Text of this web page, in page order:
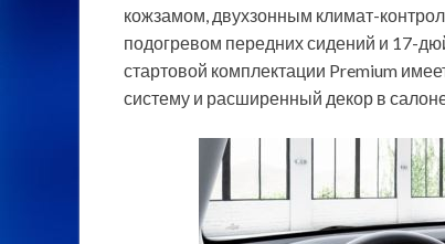
кожзамом, двухзонным климат-
подогревом передних сидений и 17-
стартовой комплектации Premium
систему и расширенный декор в